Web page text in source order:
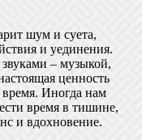
шум и суета,
и уединения.
– музыкой,
ценность
Иногда нам
время в тишине,
и вдохновение.